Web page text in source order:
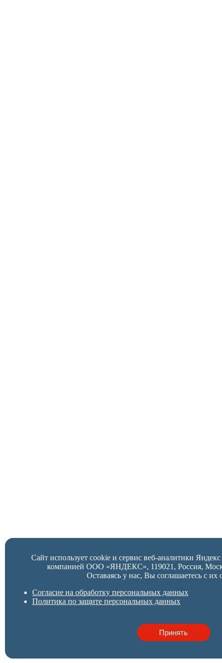
Сайт использует cookie и сервис веб-аналитики
компанией ООО «ЯНДЕКС», 119021, Россия,
Оставаясь у нас, Вы соглашаетесь с их
Согласие на обработку персональных данных
Политика по защите персональных данных
Принять